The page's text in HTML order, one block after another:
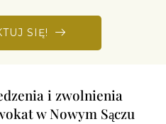
SIĘ!
i zwolnienia
w Nowym Sączu